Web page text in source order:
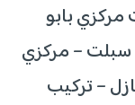
بابو
– مركزي
– تركيب